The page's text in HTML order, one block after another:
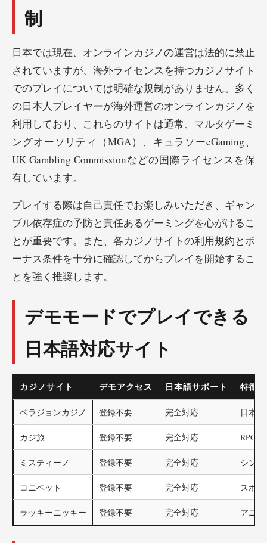
制
日本では現在、オンラインカジノの運営は法的に禁止
されていますが、海外ライセンスを持つカジノサイト
でのプレイについては明確な規制がありません。多く
の日本人プレイヤーが海外運営のオンラインカジノを
利用しており、これらのサイトは通常、マルタゲーミ
ングオーソリティ（MGA）、キュラソーeGaming、
UK Gambling Commissionなどの国際ライセンスを保
有しています。
プレイする際は自己責任でお楽しみいただき、ギャン
ブル依存症の予防と責任あるゲーミングを心がけるこ
とが重要です。また、各カジノサイトの利用規約とボ
ーナス条件を十分に確認してからプレイを開始するこ
とを強く推奨します。
デモモードでプレイできる
日本語対応サイト
カジノサイト デモアクセス 日本語サポート 特徴
ベラジョンカジノ 登録不要 完全対応 日本
カジ旅 登録不要 完全対応 RPG
ミスティーノ 登録不要 完全対応 シン
コニベット 登録不要 完全対応 スポ
ラッキーニッキー 登録不要 完全対応 アニ